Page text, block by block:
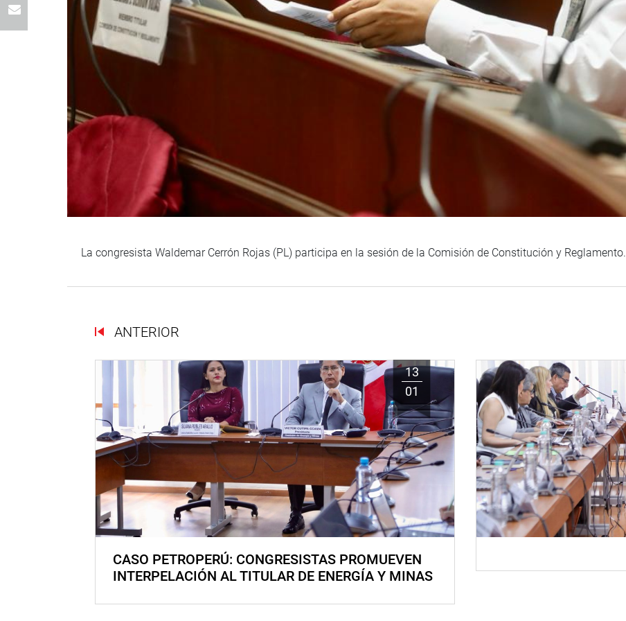
La congresista Waldemar Cerrón Rojas (PL) participa en la sesión de la Comisión de Constitución y Reglamento.
ANTERIOR
13
01
CASO PETROPERÚ: CONGRESISTAS PROMUEVEN
INTERPELACIÓN AL TITULAR DE ENERGÍA Y MINAS